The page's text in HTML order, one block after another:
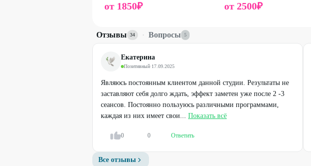
от 1850₽ от 2500₽
Отзывы 34 · Вопросы 5
Екатерина
Позитивный·17.09.2025
Являюсь постоянным клиентом данной студии. Результаты не
заставляют себя долго ждать, эффект заметен уже после 2 -3
сеансов. Постоянно пользуюсь различными программами,
каждая из них имеет свои... Показать всё
0 0 Ответить
Все отзывы